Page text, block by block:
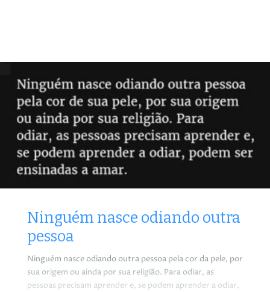
Ninguém nasce odiando outra
pessoa
Ninguém nasce odiando outra pessoa pela cor da pele, por
sua origem ou ainda por sua religião. Para odiar, as
pessoas precisam aprender e, se podem aprender a odiar,